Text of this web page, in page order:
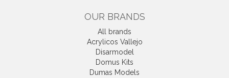
OUR BRANDS
All brands
Acrylicos Vallejo
Disarmodel
Domus Kits
Dumas Models